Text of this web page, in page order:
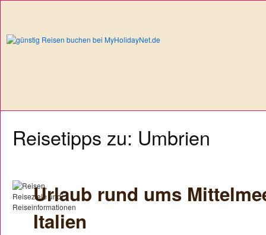
Reisetipps zu: Umbrien
Urlaub rund ums
Italien